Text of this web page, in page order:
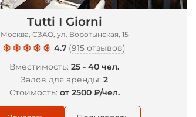
Tutti I Giorni
Москва, СЗАО, ул. Воротынская, 15
4.7 (915 отзывов)
Вместимость:25 - 40 чел.
Залов для аренды:2
Стоимость: от 2500 ₽/чел.